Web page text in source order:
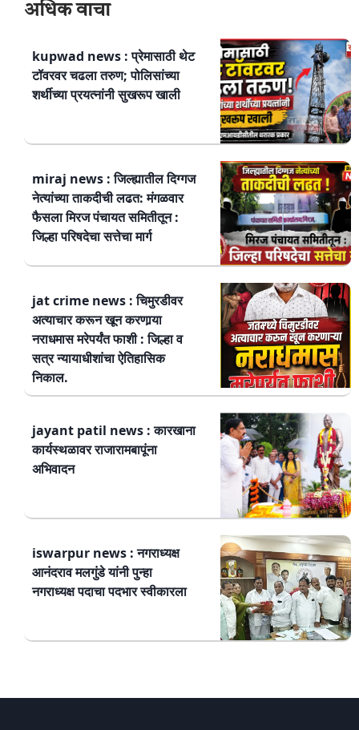
अधिक वाचा
kupwad news : प्रेमासाठी थेट
टॉवरवर चढला तरुण; पोलिसांच्या
शर्थीच्या प्रयत्नांनी सुखरूप खाली
miraj news : जिल्ह्यातील दिग्गज
नेत्यांच्या ताकदीची लढत: मंगळवार
फैसला मिरज पंचायत समितीतून :
जिल्हा परिषदेचा सत्तेचा मार्ग
jat crime news : चिमुरडीवर
अत्याचार करून खून करणार्‍या
नराधमास मरेपर्यंत फाशी : जिल्हा व
सत्र न्यायाधीशांचा ऐतिहासिक
निकाल.
jayant patil news : कारखाना
कार्यस्थळावर राजारामबापूंना
अभिवादन
iswarpur news : नगराध्यक्ष
आनंदराव मलगुंडे यांनी पुन्हा
नगराध्यक्ष पदाचा पदभार स्वीकारला